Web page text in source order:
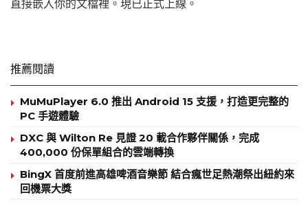
直接嵌入你的文檔裡。現已正式上線。
推薦閱讀
MuMuPlayer 6.0 推出 Android 15 支援，打造更完整的
PC 手遊體驗
DXC 與 Wilton Re 見證 20 載合作夥伴關係，完成
400,000 份保單組合的雲端轉換
BingX 首度前進高雄啤酒音樂節 結合瘋世足熱潮祭出紐約來
回機票大獎